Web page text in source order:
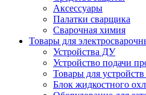
Аксессуары
Палатки сварщика
Сварочная химия
Товары для
Устройства ДУ
Устройство подачи
Товары для
Блок жидкостного